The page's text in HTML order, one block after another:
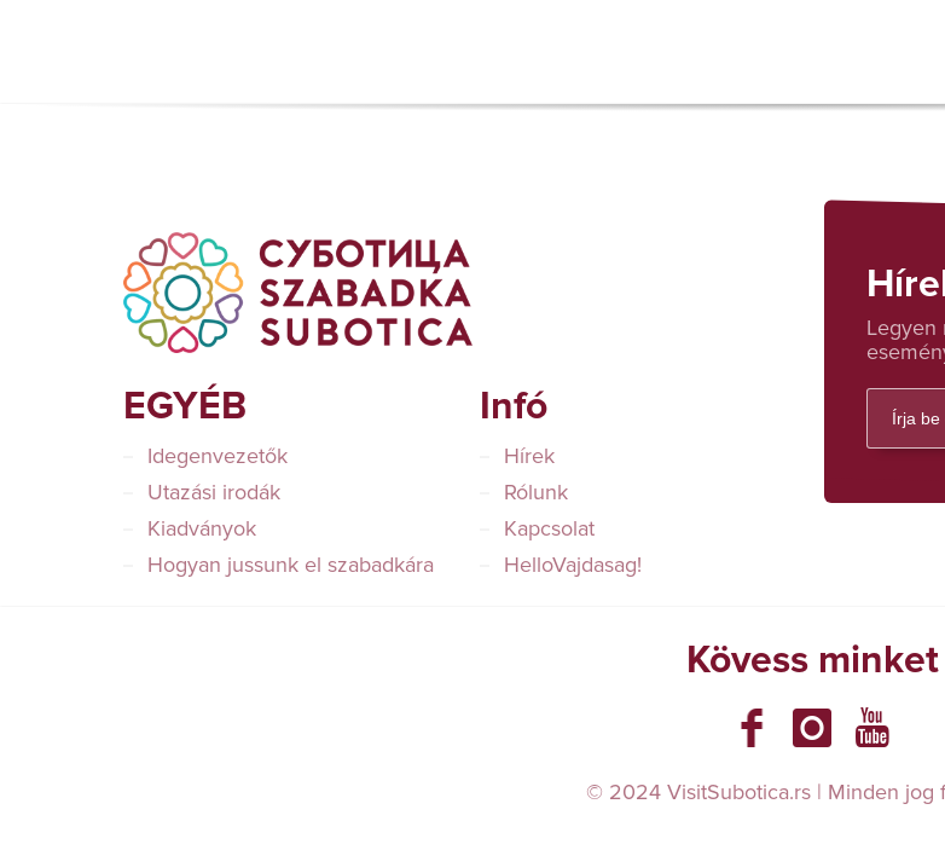
EGYÉB
Idegenvezetők
Utazási irodák
Kiadványok
Hogyan jussunk el szabadkára
Infó
Hírek
Rólunk
Kapcsolat
HelloVajdasag!
Legyen
Kövess minket
© 2024 VisitSubotica.rs | Minden jog